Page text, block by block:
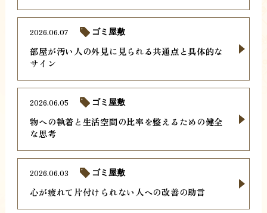
部屋が汚い人の外見に見られる共通点と具体的な
サイン
2026.06.07 ゴミ屋敷
物への執着と生活空間の比率を整えるための健全
な思考
2026.06.05 ゴミ屋敷
心が疲れて片付けられない人への改善の助言
2026.06.03 ゴミ屋敷